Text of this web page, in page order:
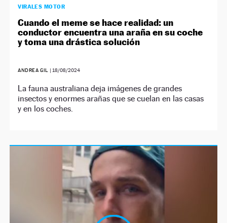
VIRALES MOTOR
Cuando el meme se hace realidad: un
conductor encuentra una araña en su coche
y toma una drástica solución
ANDREA GIL | 18/08/2024
La fauna australiana deja imágenes de grandes
insectos y enormes arañas que se cuelan en las casas
y en los coches.